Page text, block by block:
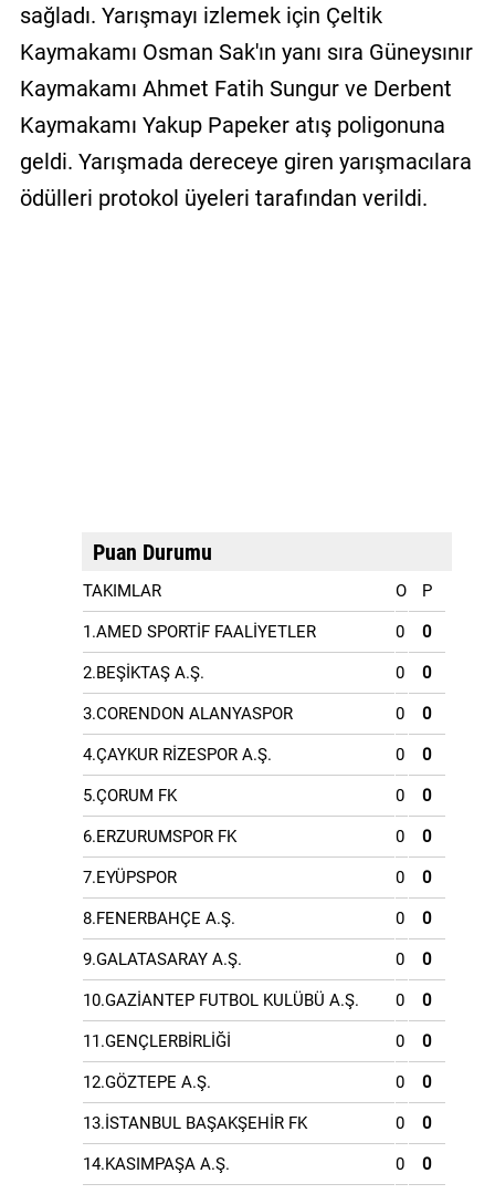
sağladı. Yarışmayı izlemek için Çeltik
Kaymakamı Osman Sak'ın yanı sıra Güneysınır
Kaymakamı Ahmet Fatih Sungur ve Derbent
Kaymakamı Yakup Papeker atış poligonuna
geldi. Yarışmada dereceye giren yarışmacılara
ödülleri protokol üyeleri tarafından verildi.
Puan Durumu
TAKIMLAR O P
1.AMED SPORTİF FAALİYETLER 0 0
2.BEŞİKTAŞ A.Ş. 0 0
3.CORENDON ALANYASPOR 0 0
4.ÇAYKUR RİZESPOR A.Ş. 0 0
5.ÇORUM FK 0 0
6.ERZURUMSPOR FK 0 0
7.EYÜPSPOR 0 0
8.FENERBAHÇE A.Ş. 0 0
9.GALATASARAY A.Ş. 0 0
10.GAZİANTEP FUTBOL KULÜBÜ A.Ş. 0 0
11.GENÇLERBİRLİĞİ 0 0
12.GÖZTEPE A.Ş. 0 0
13.İSTANBUL BAŞAKŞEHİR FK 0 0
14.KASIMPAŞA A.Ş. 0 0